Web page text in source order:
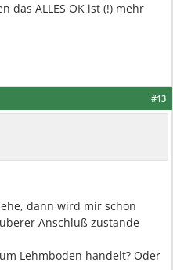
das ALLES OK ist (!) mehr
#13
dann wird mir schon
Anschluß zustande
Lehmboden handelt? Oder